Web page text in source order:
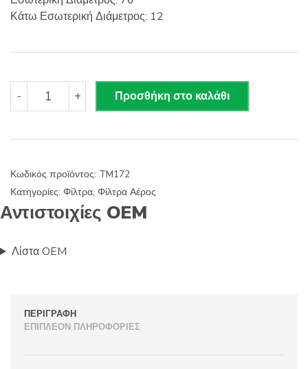
Κάτω Εσωτερική Διάμετρος: 12
-
172
+ Προσθήκη στο καλάθι
Κωδικός προϊόντος: TM172
Κατηγορίες: Φίλτρα, Φίλτρα Αέρος
Αντιστοιχίες OEM
Λίστα OEM
ΠΕΡΙΓΡΑΦΉ
ΕΠΙΠΛΈΟΝ ΠΛΗΡΟΦΟΡΊΕΣ